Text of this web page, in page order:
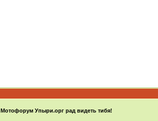
Мотофорум Упыри.орг рад видеть тибя!